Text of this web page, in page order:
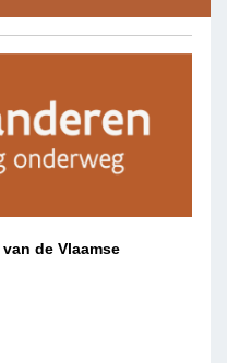
de Vlaamse